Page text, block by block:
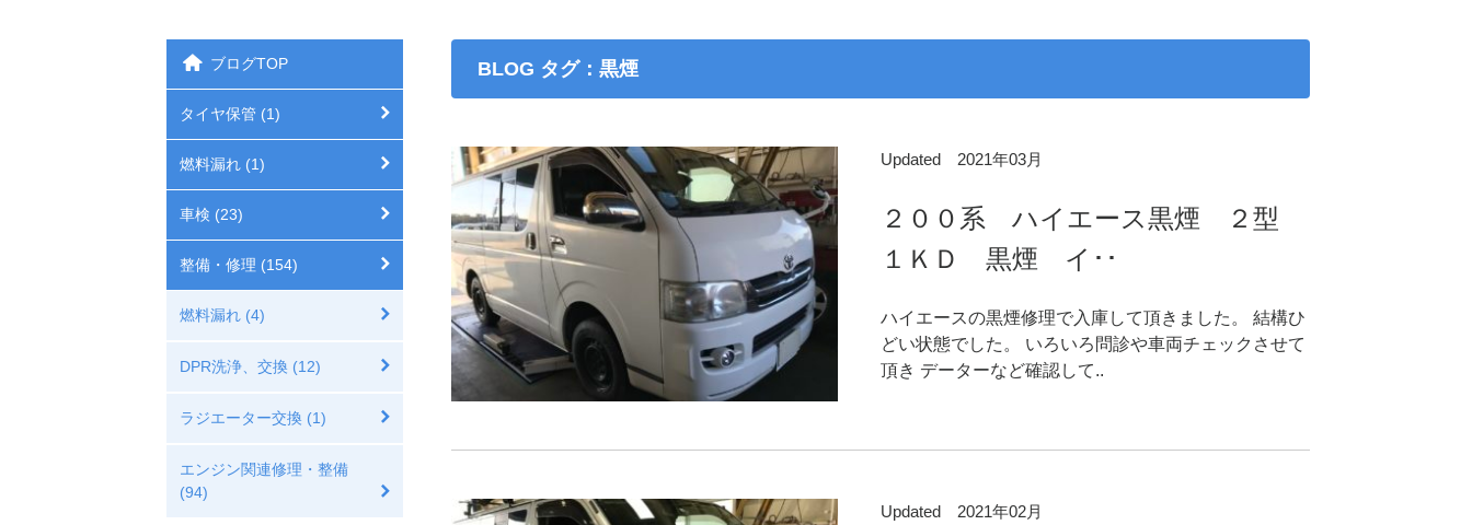
BLOG タグ：黒煙
Updated 2021年03月
２００系 ハイエース黒煙 ２型
１ＫＤ 黒煙 イ･･
ハイエースの黒煙修理で入庫して頂きました。 結構ひ
どい状態でした。 いろいろ問診や車両チェックさせて
頂き データーなど確認して..
Updated 2021年02月
ブログTOP
タイヤ保管 (1)
燃料漏れ (1)
車検 (23)
整備・修理 (154)
燃料漏れ (4)
DPR洗浄、交換 (12)
ラジエーター交換 (1)
エンジン関連修理・整備
(94)